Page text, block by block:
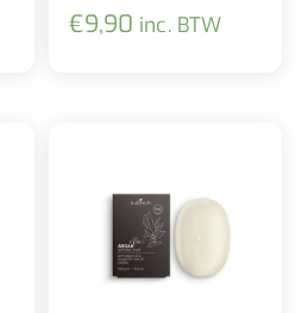
€9,90 inc. BTW